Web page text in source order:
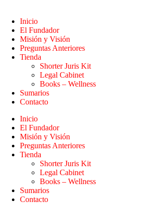
Inicio
El Fundador
Misión y Visión
Preguntas Anteriores
Tienda
Shorter Juris Kit
Legal Cabinet
Books – Wellness
Sumarios
Contacto
Inicio
El Fundador
Misión y Visión
Preguntas Anteriores
Tienda
Shorter Juris Kit
Legal Cabinet
Books – Wellness
Sumarios
Contacto